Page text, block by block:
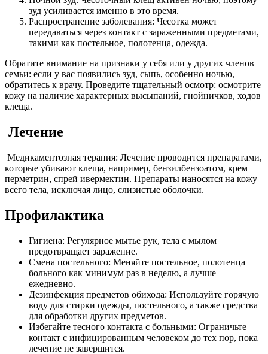
зуд усиливается именно в это время.
Распространение заболевания: Чесотка может
передаваться через контакт с зараженными предметами,
такими как постельное, полотенца, одежда.
Обратите внимание на признаки у себя или у других членов
семьи: если у вас появились зуд, сыпь, особенно ночью,
обратитесь к врачу. Проведите тщательный осмотр: осмотрите
кожу на наличие характерных высыпаний, гнойничков, ходов
клеща.
Лечение
Медикаментозная терапия: Лечение проводится препаратами,
которые убивают клеща, например, бензилбензоатом, крем
перметрин, спрей ивермектин. Препараты наносятся на кожу
всего тела, исключая лицо, слизистые оболочки.
Профилактика
Гигиена: Регулярное мытье рук, тела с мылом
предотвращает заражение.
Смена постельного: Меняйте постельное, полотенца
больного как минимум раз в неделю, а лучше –
ежедневно.
Дезинфекция предметов обихода: Используйте горячую
воду для стирки одежды, постельного, а также средства
для обработки других предметов.
Избегайте тесного контакта с больными: Ограничьте
контакт с инфицированным человеком до тех пор, пока
лечение не завершится.